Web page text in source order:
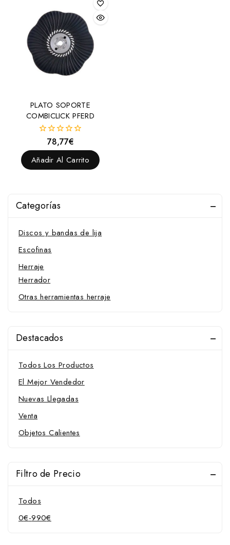
PLATO SOPORTE
COMBICLICK PFERD
fuera
de
78,77€
Añadir Al Carrito
Categorías
Discos y bandas de lija
Escofinas
Herraje
Herrador
Otras herramientas herraje
Destacados
Todos Los Productos
El Mejor Vendedor
Nuevas Llegadas
Venta
Objetos Calientes
Filtro de Precio
Todos
0€-990€